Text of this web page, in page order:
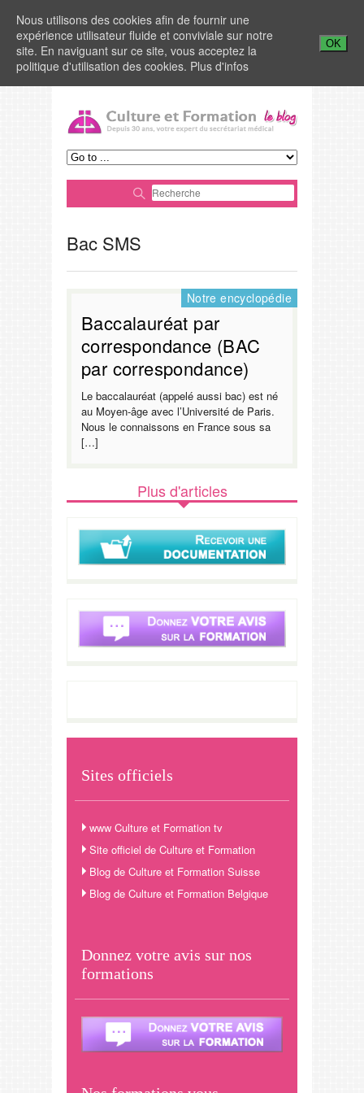
Bac SMS
Notre encyclopédie
Baccalauréat par
correspondance (BAC
par correspondance)
Le baccalauréat (appelé aussi bac) est né
au Moyen-âge avec l’Université de Paris.
Nous le connaissons en France sous sa
[…]
Plus d'articles
Sites officiels
www Culture et Formation tv
Site officiel de Culture et Formation
Blog de Culture et Formation Suisse
Blog de Culture et Formation Belgique
Donnez votre avis sur nos
formations
Nous utilisons des cookies afin de fournir une
expérience utilisateur fluide et conviviale sur notre
site. En naviguant sur ce site, vous acceptez la
politique d'utilisation des cookies. Plus d'infos
OK